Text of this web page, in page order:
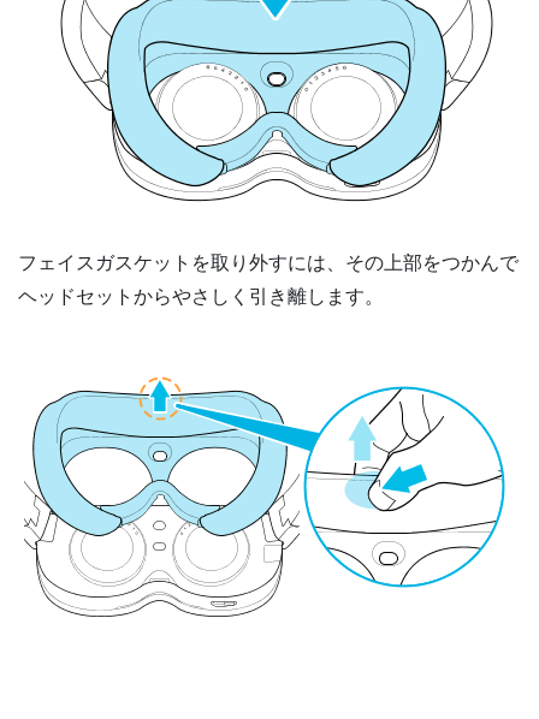
フェイスガスケットを取り外すには、その上部をつかんで
ヘッドセットからやさしく引き離します。